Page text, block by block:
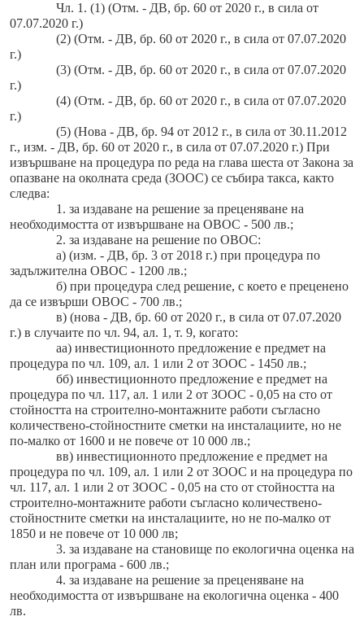
Чл. 1. (1) (Отм. - ДВ, бр. 60 от 2020 г., в сила от
07.07.2020 г.)
(2) (Отм. - ДВ, бр. 60 от 2020 г., в сила от 07.07.2020
г.)
(3) (Отм. - ДВ, бр. 60 от 2020 г., в сила от 07.07.2020
г.)
(4) (Отм. - ДВ, бр. 60 от 2020 г., в сила от 07.07.2020
г.)
(5) (Нова - ДВ, бр. 94 от 2012 г., в сила от 30.11.2012
г., изм. - ДВ, бр. 60 от 2020 г., в сила от 07.07.2020 г.) При
извършване на процедура по реда на глава шеста от Закона за
опазване на околната среда (ЗООС) се събира такса, както
следва:
1. за издаване на решение за преценяване на
необходимостта от извършване на ОВОС - 500 лв.;
2. за издаване на решение по ОВОС:
а) (изм. - ДВ, бр. 3 от 2018 г.) при процедура по
задължителна ОВОС - 1200 лв.;
б) при процедура след решение, с което е преценено
да се извърши ОВОС - 700 лв.;
в) (нова - ДВ, бр. 60 от 2020 г., в сила от 07.07.2020
г.) в случаите по чл. 94, ал. 1, т. 9, когато:
аа) инвестиционното предложение е предмет на
процедура по чл. 109, ал. 1 или 2 от ЗООС - 1450 лв.;
бб) инвестиционното предложение е предмет на
процедура по чл. 117, ал. 1 или 2 от ЗООС - 0,05 на сто от
стойността на строително-монтажните работи съгласно
количествено-стойностните сметки на инсталациите, но не
по-малко от 1600 и не повече от 10 000 лв.;
вв) инвестиционното предложение е предмет на
процедура по чл. 109, ал. 1 или 2 от ЗООС и на процедура по
чл. 117, ал. 1 или 2 от ЗООС - 0,05 на сто от стойността на
строително-монтажните работи съгласно количествено-
стойностните сметки на инсталациите, но не по-малко от
1850 и не повече от 10 000 лв;
3. за издаване на становище по екологична оценка на
план или програма - 600 лв.;
4. за издаване на решение за преценяване на
необходимостта от извършване на екологична оценка - 400
лв.